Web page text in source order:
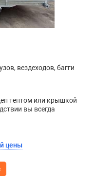
вездеходов, багги
тентом или крышкой
вы всегда
цены